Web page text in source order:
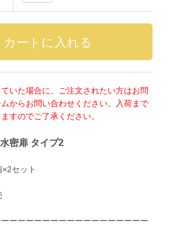
いた場合に、ご注文されたい方はお問
からお問い合わせください。入荷まで
すのでご了承ください。
密扉 タイプ2
セット
ーーーーーーーーーーーーーーーーー